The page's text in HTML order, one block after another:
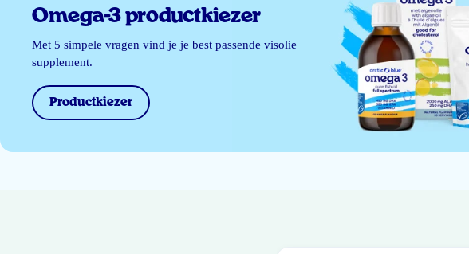
Omega-3 productkiezer
Met 5 simpele vragen vind je je best passende visolie
supplement.
Productkiezer